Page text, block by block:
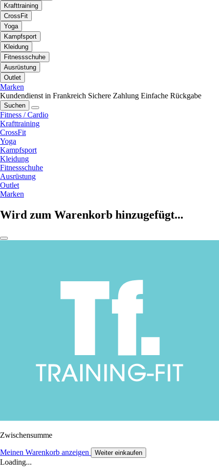
Krafttraining
CrossFit
Yoga
Kampfsport
Kleidung
Fitnessschuhe
Ausrüstung
Outlet
Marken
Kundendienst in Frankreich Sichere Zahlung Einfache Rückgabe
Suchen
Fitness / Cardio
Krafttraining
CrossFit
Yoga
Kampfsport
Kleidung
Fitnessschuhe
Ausrüstung
Outlet
Marken
Wird zum Warenkorb hinzugefügt...
Zwischensumme
Meinen Warenkorb anzeigen Weiter einkaufen
Loading...